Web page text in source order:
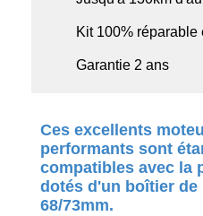
Kit 100% réparable
Garantie 2 ans
Ces excellents
performants sont
compatibles avec la
dotés d'un boîtier de
68/73mm.